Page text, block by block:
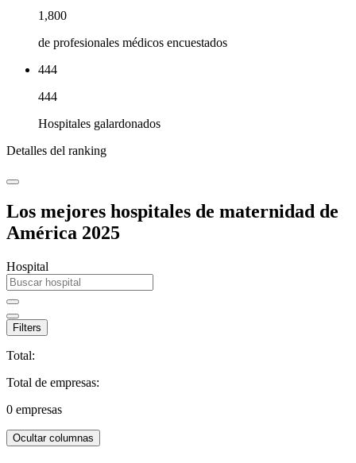
1,800
de profesionales médicos encuestados
444
444
Hospitales galardonados
Detalles del ranking
Los mejores hospitales de maternidad de
América 2025
Hospital
Filters
Total:
Total de empresas:
0 empresas
Ocultar columnas